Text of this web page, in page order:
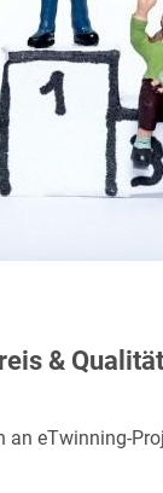
&
an eTwinning-